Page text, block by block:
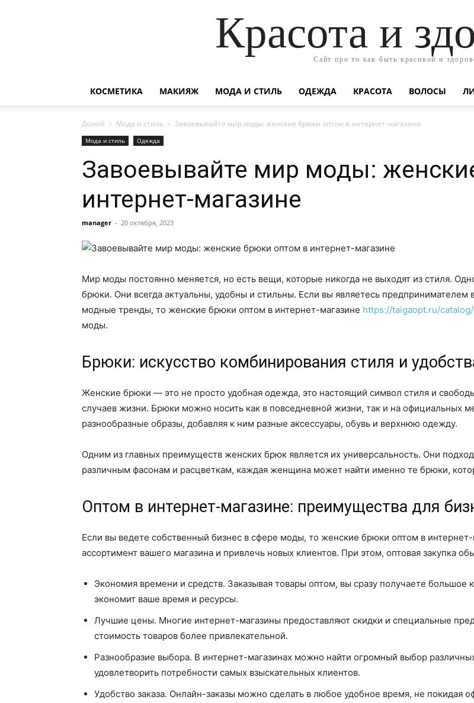
Красота и
Сайт про то как быть красивой и
КОСМЕТИКА МАКИЯЖ МОДА И СТИЛЬ ОДЕЖДА КРАСОТА ВОЛОСЫ
Домой Мода и стиль Завоевывайте мир моды: женские брюки оптом в интернет-магазине
Мода и стиль Одежда
Завоевывайте мир моды:
интернет-магазине
manager - 20 октября, 2023
Мир моды постоянно меняется, но есть вещи, которые никогда не выходят из стиля.
брюки. Они всегда актуальны, удобны и стильны. Если вы являетесь
модные тренды, то женские брюки оптом в интернет-магазине https://taigaopt.ru/
моды.
Брюки: искусство комбинирования стиля и
Женские брюки — это не просто удобная одежда, это настоящий символ стиля и
случаев жизни. Брюки можно носить как в повседневной жизни, так и на официальных
разнообразные образы, добавляя к ним разные аксессуары, обувь и верхнюю одежду.
Одним из главных преимуществ женских брюк является их универсальность. Они
различным фасонам и расцветкам, каждая женщина может найти именно те брюки,
Оптом в интернет-магазине: преимущества для
Если вы ведете собственный бизнес в сфере моды, то женские брюки оптом в
ассортимент вашего магазина и привлечь новых клиентов. При этом, оптовая закупка
Экономия времени и средств. Заказывая товары оптом, вы сразу получаете большое
экономит ваше время и ресурсы.
Лучшие цены. Многие интернет-магазины предоставляют скидки и специальные
стоимость товаров более привлекательной.
Разнообразие выбора. В интернет-магазинах можно найти огромный выбор
удовлетворить потребности самых взыскательных клиентов.
Удобство заказа. Онлайн-заказы можно сделать в любое удобное время, не покидая